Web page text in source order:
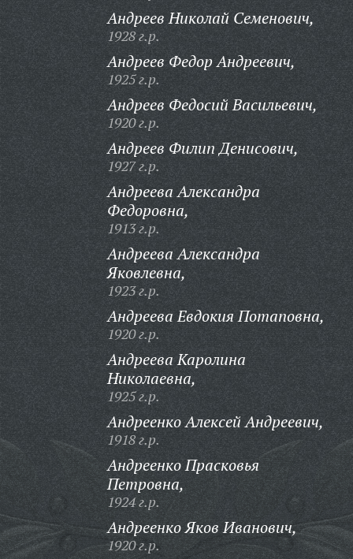
Андреев Николай Семенович,
1928 г.р.
Андреев Федор Андреевич,
1925 г.р.
Андреев Федосий Васильевич,
1920 г.р.
Андреев Филип Денисович,
1927 г.р.
Андреева Александра
Федоровна,
1913 г.р.
Андреева Александра
Яковлевна,
1923 г.р.
Андреева Евдокия Потаповна,
1920 г.р.
Андреева Каролина
Николаевна,
1925 г.р.
Андреенко Алексей Андреевич,
1918 г.р.
Андреенко Прасковья
Петровна,
1924 г.р.
Андреенко Яков Иванович,
1920 г.р.